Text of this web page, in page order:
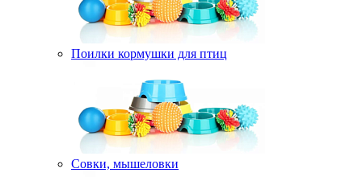
Поилки кормушки для птиц
Совки, мышеловки